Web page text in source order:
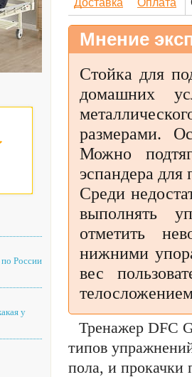
России
у
Доставка Оплата
Мнение
Стойка для
домашних
размерами.
Можно
эспандера
Среди
выполнять
отметить
нижними
вес
Тренажер DFC
типов
пола, и прокачки